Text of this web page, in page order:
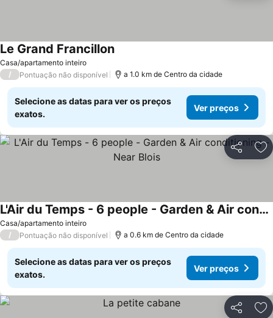
Casa/apartamento inteiro
Le Grand FrancillonVer preços
/ Pontuação não disponível a 1.0 km de Centro da cidade
Selecione as datas para ver os preços
exatos.
Ver preços
Partilhar
Casa/apartamento inteiro
L'Air du Temps - 6 people - Garden & Air conditioning - Near Blois
Ver preços
/ Pontuação não disponível a 0.6 km de Centro da cidade
Selecione as datas para ver os preços
exatos.
Ver preços
Partilhar